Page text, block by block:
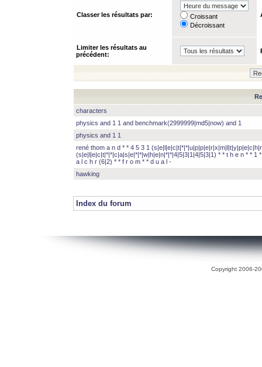
Classer les résultats par:
Croissant
Décroissant
Limiter les résultats au
précédent:
characters
physics and 1 1 and benchmark(2999999|md5|now) and 1
physics and 1 1
rené thom a n d * * 4 5 3 1
(s|e|l|e|c|t|*|*|c|a|s|e|*|*|w|h|e|n|*|*|4|5|3|1|4|5|3|1) * * t h e n * * 1
a l c h r (6|2) * * f r o m * * d u a l -
hawking
Index du forum
Copyright 2006-